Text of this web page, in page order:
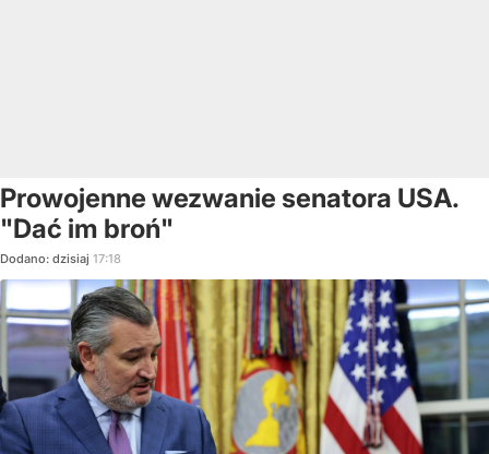
Prowojenne wezwanie senatora USA.
"Dać im broń"
Dodano: dzisiaj 17:18